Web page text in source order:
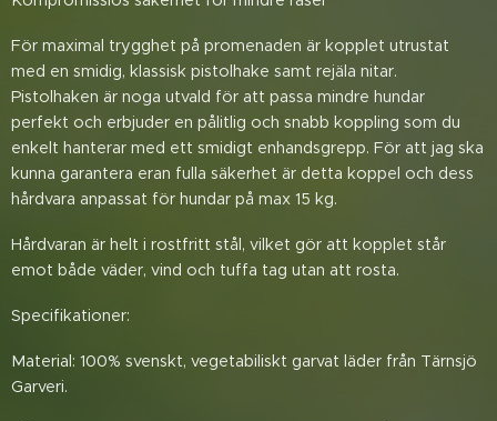
För maximal trygghet på promenaden är kopplet utrustat
med en smidig, klassisk pistolhake samt rejäla nitar.
Pistolhaken är noga utvald för att passa mindre hundar
perfekt och erbjuder en pålitlig och snabb koppling som du
enkelt hanterar med ett smidigt enhandsgrepp. För att jag ska
kunna garantera eran fulla säkerhet är detta koppel och dess
hårdvara anpassat för hundar på max 15 kg.
​Hårdvaran är helt i rostfritt stål, vilket gör att kopplet står
emot både väder, vind och tuffa tag utan att rosta.
​Specifikationer:
​Material: 100% svenskt, vegetabiliskt garvat läder från Tärnsjö
Garveri.